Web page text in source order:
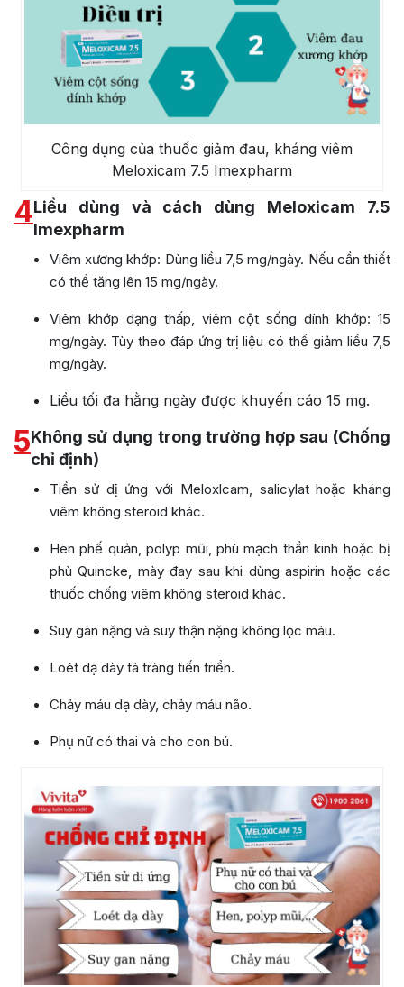
Công dụng của thuốc giảm đau, kháng viêm
Meloxicam 7.5 Imexpharm
4Liều dùng và cách dùng Meloxicam 7.5
Imexpharm
Viêm xương khớp: Dùng liều 7,5 mg/ngày. Nếu cần thiết
có thể tăng lên 15 mg/ngày.
Viêm khớp dạng thấp, viêm cột sống dính khớp: 15
mg/ngày. Tùy theo đáp ứng trị liệu có thể giảm liều 7,5
mg/ngày.
Liều tối đa hằng ngày được khuyến cáo 15 mg.
5Không sử dụng trong trường hợp sau (Chống
chỉ định)
Tiền sử dị ứng với Meloxlcam, salicylat hoặc kháng
viêm không steroid khác.
Hen phế quản, polyp mũi, phù mạch thần kinh hoặc bị
phù Quincke, mày đay sau khi dùng aspirin hoặc các
thuốc chống viêm không steroid khác.
Suy gan nặng và suy thận nặng không lọc máu.
Loét dạ dày tá tràng tiến triển.
Chảy máu dạ dày, chảy máu não.
Phụ nữ có thai và cho con bú.